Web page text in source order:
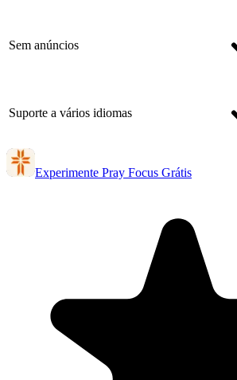
Sem anúncios
Suporte a vários idiomas
Experimente Pray Focus Grátis